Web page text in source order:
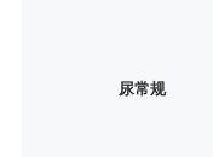
尿常规